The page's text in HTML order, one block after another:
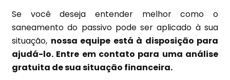
Se você deseja entender melhor como o
saneamento do passivo pode ser aplicado à sua
situação, nossa equipe está à disposição para
ajudá-lo. Entre em contato para uma análise
gratuita de sua situação financeira.